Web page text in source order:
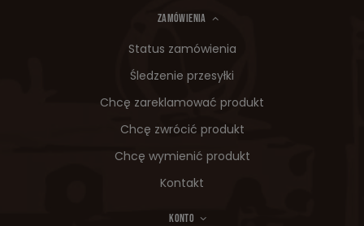
ZAMÓWIENIA
Status zamówienia
Śledzenie przesyłki
Chcę zareklamować produkt
Chcę zwrócić produkt
Chcę wymienić produkt
Kontakt
KONTO